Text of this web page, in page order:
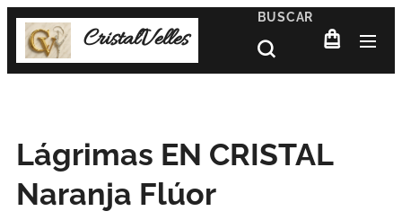
CristalVelles
BUSCAR
Lágrimas EN CRISTAL
Naranja Flúor